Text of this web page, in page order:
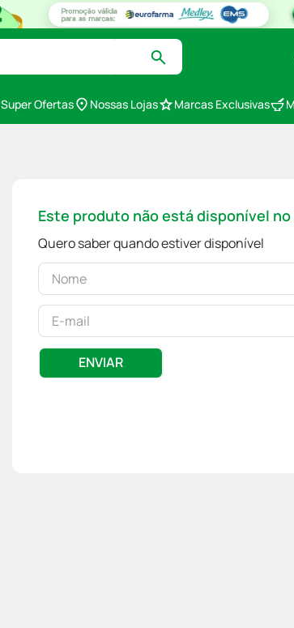
Super Ofertas Nossas Lojas Marcas Exclusivas
Este produto não está disponível
Quero saber quando estiver disponível
ENVIAR